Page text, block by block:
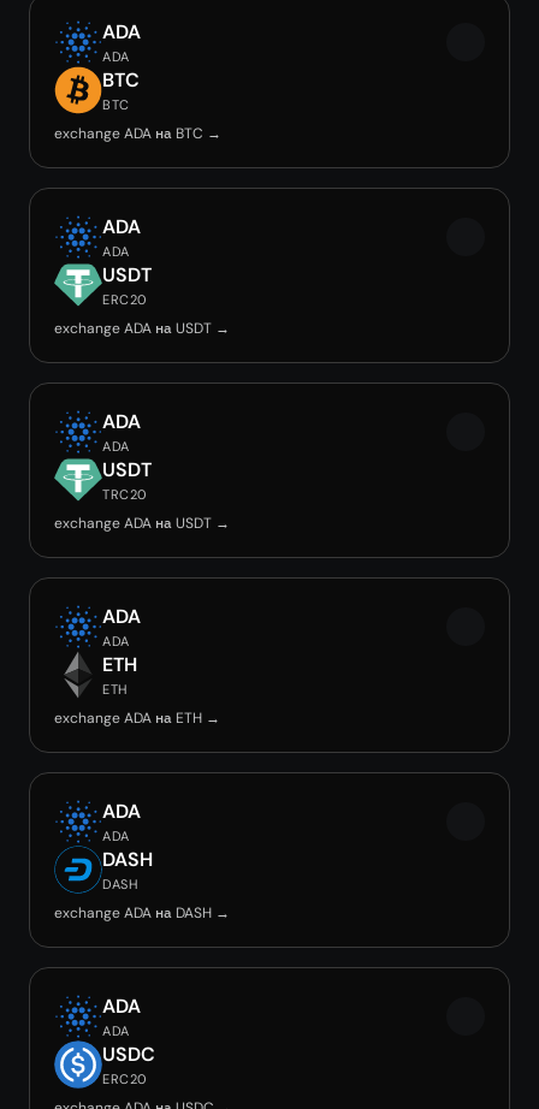
ADA
ADA
BTC
BTC
exchange ADA на BTC →
ADA
ADA
USDT
ERC20
exchange ADA на USDT →
ADA
ADA
USDT
TRC20
exchange ADA на USDT →
ADA
ADA
ETH
ETH
exchange ADA на ETH →
ADA
ADA
DASH
DASH
exchange ADA на DASH →
ADA
ADA
USDC
ERC20